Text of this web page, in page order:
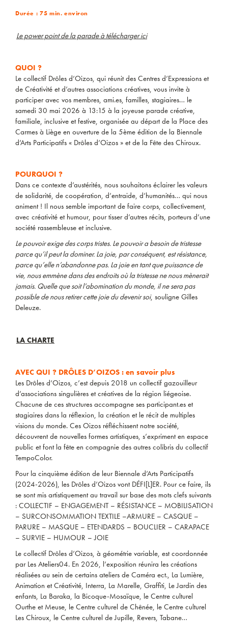
Durée : 75 min. environ
Le power point de la parade à télécharger ici
QUOI ?
Le collectif Drôles d’Oizos, qui réunit des Centres d’Expressions et
de Créativité et d’autres associations créatives, vous invite à
participer avec vos membres, ami.es, familles, stagiaires… le
samedi 30 mai 2026 à 13:15 à la joyeuse parade créative,
familiale, inclusive et festive, organisée au départ de la Place des
Carmes à Liège en ouverture de la 5ème édition de la Biennale
d’Arts Participatifs « Drôles d’Oizos » et de la Fête des Chiroux.
POURQUOI ?
Dans ce contexte d’austérités, nous souhaitons éclairer les valeurs
de solidarité, de coopération, d’entraide, d’humanités… qui nous
animent ! Il nous semble important de faire corps, collectivement,
avec créativité et humour, pour tisser d’autres récits, porteurs d’une
société rassembleuse et inclusive.
Le pouvoir exige des corps tristes. Le pouvoir a besoin de tristesse
parce qu’il peut la dominer. La joie, par conséquent, est résistance,
parce qu’elle n’abandonne pas. La joie en tant que puissance de
vie, nous emmène dans des endroits où la tristesse ne nous mènerait
jamais. Quelle que soit l’abomination du monde, il ne sera pas
possible de nous retirer cette joie du devenir soi, souligne Gilles
Deleuze.
LA CHARTE
AVEC QUI ? DRÔLES D’OIZOS : en savoir plus
Les Drôles d’Oizos, c’est depuis 2018 un collectif gazouilleur
d’associations singulières et créatives de la région liégeoise.
Chacune de ces structures accompagne ses participant.es et
stagiaires dans la réflexion, la création et le récit de multiples
visions du monde. Ces Oizos réfléchissent notre société,
découvrent de nouvelles formes artistiques, s’expriment en espace
public et font la fête en compagnie des autres colibris du collectif
TempoColor.
Pour la cinquième édition de leur Biennale d’Arts Participatifs
(2024-2026), les Drôles d’Oizos vont DÉFI[L]ER. Pour ce faire, ils
se sont mis artistiquement au travail sur base des mots clefs suivants
: COLLECTIF – ENGAGEMENT – RÉSISTANCE – MOBILISATION
– SURCONSOMMATION TEXTILE –ARMURE – CASQUE –
PARURE – MASQUE – ETENDARDS – BOUCLIER – CARAPACE
– SURVIE – HUMOUR – JOIE
Le collectif Drôles d’Oizos, à géométrie variable, est coordonnée
par Les Ateliers04. En 2026, l’exposition réunira les créations
réalisées au sein de certains ateliers de Caméra ect., La Lumière,
Animation et Créativité, Interra, La Marelle, Graffiti, Le Jardin des
enfants, La Baraka, la Bicoque-Mosaïque, le Centre culturel
Ourthe et Meuse, le Centre culturel de Chênée, le Centre culturel
Les Chiroux, le Centre culturel de Jupille, Revers, Tabane…